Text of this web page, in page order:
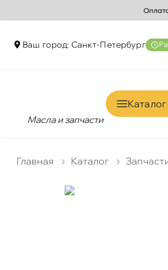
аш город: Санкт-Петербур
Масла и запчасти
Главная Катало